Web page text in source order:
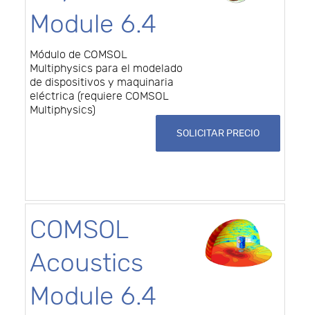
Module 6.4
Módulo de COMSOL
Multiphysics para el modelado
de dispositivos y maquinaria
eléctrica (requiere COMSOL
Multiphysics)
SOLICITAR PRECIO
COMSOL
Acoustics
Module 6.4